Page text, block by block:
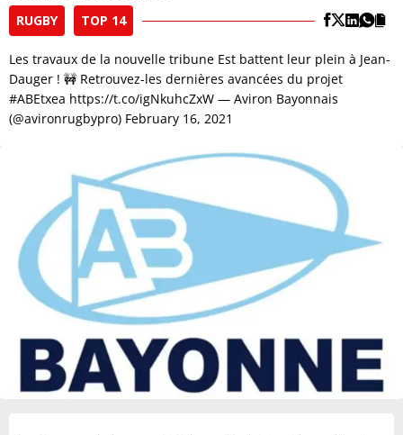
RUGBY
TOP 14
Les travaux de la nouvelle tribune Est battent leur plein à Jean-
Dauger ! 🚧 Retrouvez-les dernières avancées du projet
#ABEtxea https://t.co/igNkuhcZxW — Aviron Bayonnais
(@avironrugbypro) February 16, 2021